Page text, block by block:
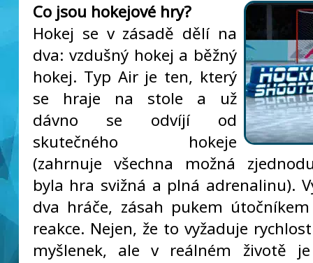
Co jsou hokejové hry?
Hokej se v zásadě dělí na
dva: vzdušný hokej a běžný
hokej. Typ Air je ten, který
se hraje na stole a už
dávno se odvíjí od
skutečného hokeje
(zahrnuje všechna možná
byla hra svižná a plná adrenalinu).
dva hráče, zásah pukem
reakce. Nejen, že to vyžaduje
myšlenek, ale v reálném životě